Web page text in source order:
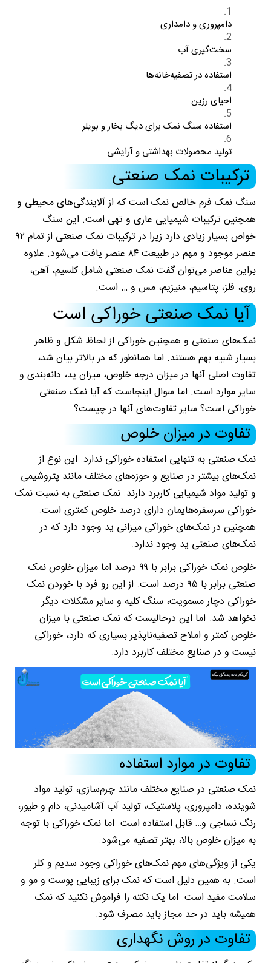
دامپروری و دامداری
سخت‌گیری آب
استفاده در تصفیه‌خانه‌ها
احیای رزین
استفاده سنگ نمک برای دیگ بخار و بویلر
تولید محصولات بهداشتی و آرایشی
ترکیبات نمک صنعتی
سنگ نمک فرم خالص نمک است که از آلایندگی‌های محیطی و
همچنین ترکیبات شیمیایی عاری و تهی است. این سنگ
خواص بسیار زیادی دارد زیرا در ترکیبات نمک صنعتی از تمام ۹۲
عنصر موجود و مهم در طبیعت ۸۴ عنصر یافت می‌شود. علاوه
براین عناصر می‌توان گفت نمک صنعتی شامل کلسیم، آهن،
روی، فلز، پتاسیم، منیزیم، مس و … است.
آیا نمک صنعتی خوراکی است
نمک‌های صنعتی و همچنین خوراکی از لحاظ شکل و ظاهر
بسیار شبیه بهم هستند. اما همانطور که در بالاتر بیان شد،
تفاوت اصلی آنها در میزان درجه خلوص، میزان ید، دانه‌بندی و
سایر موارد است. اما سوال اینجاست که آیا نمک صنعتی
خوراکی است؟ سایر تفاوت‌های آنها در چیست؟
تفاوت در میزان خلوص
نمک صنعتی به تنهایی استفاده خوراکی ندارد. این نوع از
نمک‌های بیشتر در صنایع و حوزه‌های مختلف مانند پتروشیمی
و تولید مواد شیمیایی کاربرد دارند. نمک صنعتی به نسبت نمک
خوراکی سرسفره‌هایمان دارای درصد خلوص کمتری است.
همچنین در نمک‌های خوراکی میزانی ید وجود دارد که در
نمک‌های صنعتی ید وجود ندارد.
خلوص نمک خوراکی برابر با ۹۹ درصد اما میزان خلوص نمک
صنعتی برابر با ۹۵ درصد است. از این رو فرد با خوردن نمک
خوراکی دچار مسمویت، سنگ کلیه و سایر مشکلات دیگر
نخواهد شد. اما این درحالیست که نمک صنعتی با میزان
خلوص کمتر و املاح تصفیه‌ناپذیر بسیاری که دارد، خوراکی
نیست و در صنایع مختلف کاربرد دارد.
تفاوت در موارد استفاده
نمک صنعتی در صنایع مختلف مانند چرم‌سازی، تولید مواد
شوینده، دامپروری، پلاستیک، تولید آب آشامیدنی، دام و طیور،
رنگ نساجی و… قابل استفاده است. اما نمک خوراکی با توجه
به میزان خلوص بالا، بهتر تصفیه می‌شود.
یکی از ویژگی‌های مهم نمک‌های خوراکی وجود سدیم و کلر
است. به همین دلیل است که نمک برای زیبایی پوست و مو و
سلامت مفید است. اما یک نکته را فراموش نکنید که نمک
همیشه باید در حد مجاز باید مصرف شود.
تفاوت در روش نگهداری